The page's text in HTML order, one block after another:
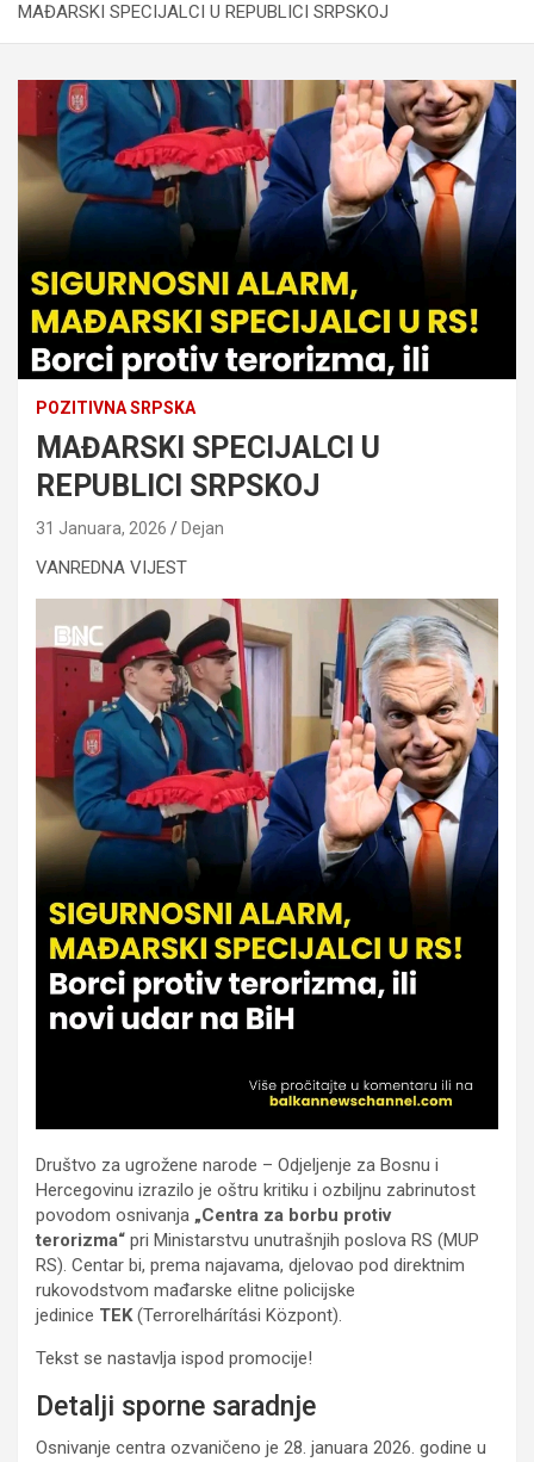
MAĐARSKI SPECIJALCI U REPUBLICI SRPSKOJ
POZITIVNA SRPSKA
MAĐARSKI SPECIJALCI U
REPUBLICI SRPSKOJ
31 Januara, 2026 Dejan
VANREDNA VIJEST
Društvo za ugrožene narode – Odjeljenje za Bosnu i
Hercegovinu izrazilo je oštru kritiku i ozbiljnu zabrinutost
povodom osnivanja „Centra za borbu protiv
terorizma“ pri Ministarstvu unutrašnjih poslova RS (MUP
RS). Centar bi, prema najavama, djelovao pod direktnim
rukovodstvom mađarske elitne policijske
jedinice TEK(Terrorelhárítási Központ).
Tekst se nastavlja ispod promocije!
Detalji sporne saradnje
Osnivanje centra ozvaničeno je 28. januara 2026. godine u